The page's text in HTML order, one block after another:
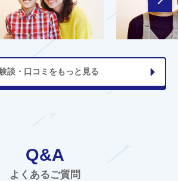
談・口コミをもっと見る
Q&A
よくあるご質問